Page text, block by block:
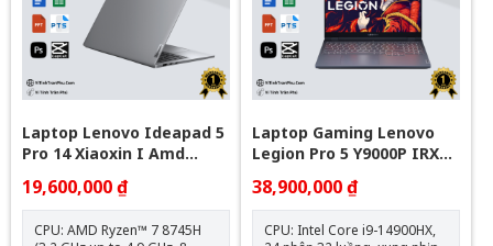
DCI-P3 Webcam: 1080P Full
HD IR Camera With Face
Recognition Cổng kết
nối: USB-A 3.2, USB-C, HDMI,
khe thẻ SD, jack tai nghe 3.5
Trọng lượng: 1.49 kg
Laptop Lenovo Ideapad 5
Pro 14 Xiaoxin I Amd
Ryzen7 8745H \ 24G R5
6400 \ 1T Ssd M2 Nvme \
14" 2,8K Oled 120Hz I Amd
Radeon™ 780M
19,600,000 ₫
CPU: AMD Ryzen™ 7 8745H
Laptop Gaming Lenovo
Legion Pro 5 Y9000P IRX9 (
I9-14900Hx\Ram 32G\1T
Ssd\Rtx 4070\16” WQXGA\
Win 11\GREY_Nk)
38,900,000 ₫
CPU: Intel Core i9-14900HX,